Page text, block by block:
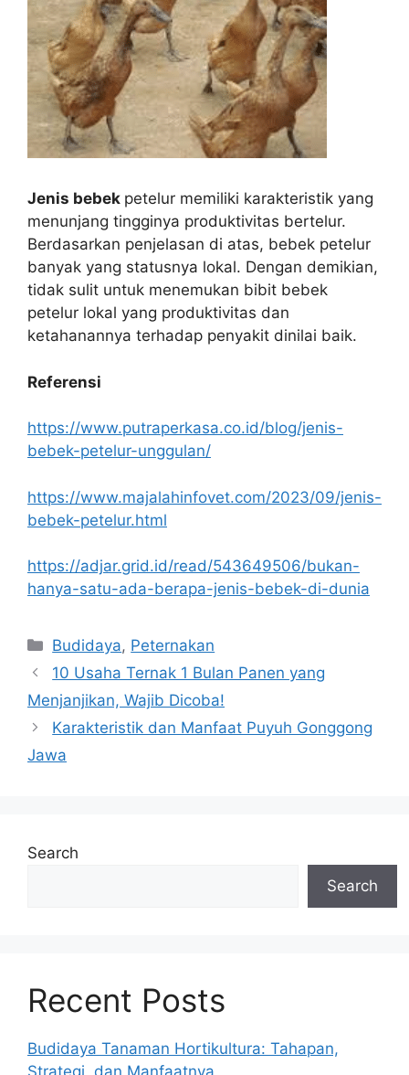
Jenis bebek petelur memiliki karakteristik yang
menunjang tingginya produktivitas bertelur.
Berdasarkan penjelasan di atas, bebek petelur
banyak yang statusnya lokal. Dengan demikian,
tidak sulit untuk menemukan bibit bebek
petelur lokal yang produktivitas dan
ketahanannya terhadap penyakit dinilai baik.
Referensi
https://www.putraperkasa.co.id/blog/jenis-
bebek-petelur-unggulan/
https://www.majalahinfovet.com/2023/09/jenis-
bebek-petelur.html
https://adjar.grid.id/read/543649506/bukan-
hanya-satu-ada-berapa-jenis-bebek-di-dunia
Categories
Budidaya, Peternakan
10 Usaha Ternak 1 Bulan Panen yang
Menjanjikan, Wajib Dicoba!
Karakteristik dan Manfaat Puyuh Gonggong
Jawa
Search
Search
Recent Posts
Budidaya Tanaman Hortikultura: Tahapan,